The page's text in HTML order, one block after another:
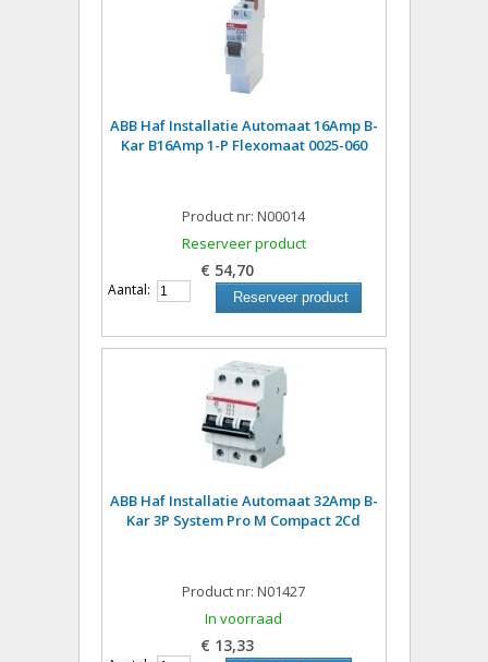
ABB Haf Installatie Automaat 16Amp B-
Kar B16Amp 1-P Flexomaat 0025-060
Product nr: N00014
Reserveer product
€ 54,70
Aantal: Reserveer product
ABB Haf Installatie Automaat 32Amp B-
Kar 3P System Pro M Compact 2Cd
Product nr: N01427
In voorraad
€ 13,33